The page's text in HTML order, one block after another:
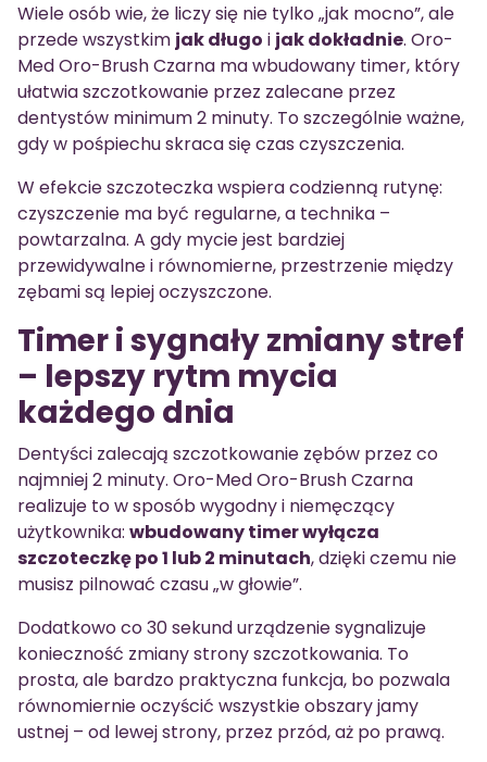
Wiele osób wie, że liczy się nie tylko „jak mocno”, ale
przede wszystkim jak długo i jak dokładnie. Oro-
Med Oro-Brush Czarna ma wbudowany timer, który
ułatwia szczotkowanie przez zalecane przez
dentystów minimum 2 minuty. To szczególnie ważne,
gdy w pośpiechu skraca się czas czyszczenia.
W efekcie szczoteczka wspiera codzienną rutynę:
czyszczenie ma być regularne, a technika –
powtarzalna. A gdy mycie jest bardziej
przewidywalne i równomierne, przestrzenie między
zębami są lepiej oczyszczone.
Timer i sygnały zmiany stref
– lepszy rytm mycia
każdego dnia
Dentyści zalecają szczotkowanie zębów przez co
najmniej 2 minuty. Oro-Med Oro-Brush Czarna
realizuje to w sposób wygodny i niemęczący
użytkownika: wbudowany timer wyłącza
szczoteczkę po 1 lub 2 minutach, dzięki czemu nie
musisz pilnować czasu „w głowie”.
Dodatkowo co 30 sekund urządzenie sygnalizuje
konieczność zmiany strony szczotkowania. To
prosta, ale bardzo praktyczna funkcja, bo pozwala
równomiernie oczyścić wszystkie obszary jamy
ustnej – od lewej strony, przez przód, aż po prawą.